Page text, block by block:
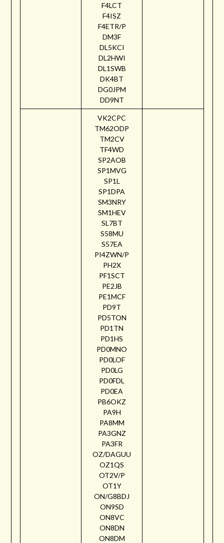
F4LCT
F4ISZ
F4ETR/P
DM3F
DL5KCI
DL2HWI
DL1SWB
DK4BT
DG0JPM
DD9NT
VK2CPC
TM62ODP
TM2CV
TF4WD
SP2AOB
SP1MVG
SP1L
SP1DPA
SM3NRY
SM1HEV
SL7BT
S58MU
S57EA
PI4ZWN/P
PH2X
PF1SCT
PE2JB
PE1MCF
PD9T
PD5TON
PD1TN
PD1HS
PD0MNO
PD0LOF
PD0LG
PD0FDL
PD0EA
PB6OKZ
PA9H
PA8MM
PA3GNZ
PA3FR
OZ/DAGUU
OZ1QS
OT2V/P
OT1Y
ON/G8BDJ
ON9SD
ON8VC
ON8DN
ON8DM